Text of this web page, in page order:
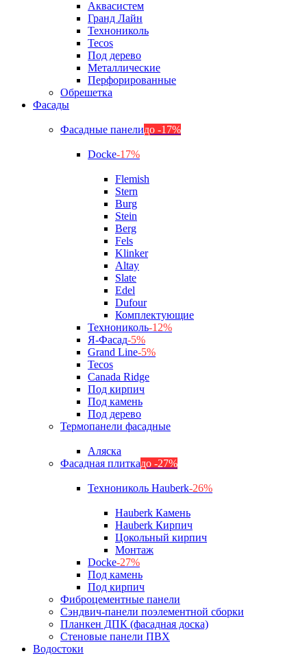
Аквасистем
Гранд Лайн
Технониколь
Tecos
Под дерево
Металлические
Перфорированные
Обрешетка
Фасады
Фасадные панелидо -17%
Docke-17%
Flemish
Stern
Burg
Stein
Berg
Fels
Klinker
Altay
Slate
Edel
Dufour
Комплектующие
Технониколь-12%
Я-Фасад-5%
Grand Line-5%
Tecos
Canada Ridge
Под кирпич
Под камень
Под дерево
Термопанели фасадные
Аляска
Фасадная плиткадо -27%
Технониколь Hauberk-26%
Hauberk Камень
Hauberk Кирпич
Цокольный кирпич
Монтаж
Docke-27%
Под камень
Под кирпич
Фиброцементные панели
Сэндвич-панели поэлементной сборки
Планкен ДПК (фасадная доска)
Стеновые панели ПВХ
Водостоки